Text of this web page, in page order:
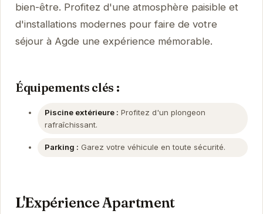
bien-être. Profitez d'une atmosphère paisible et
d'installations modernes pour faire de votre
séjour à Agde une expérience mémorable.
Équipements clés :
Piscine extérieure : Profitez d'un plongeon
rafraîchissant.
Parking : Garez votre véhicule en toute sécurité.
L'Expérience Apartment